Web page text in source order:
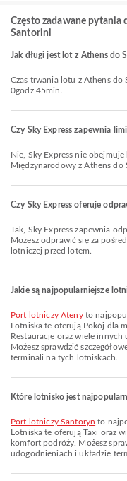
Często zadawane pytania
Santorini
Jak długi jest lot z Athens do
Czas trwania lotu z Athens do Santorini liniami Sky Express wynosi około
0godz 45min.
Czy Sky Express zapewnia
Nie, Sky Express nie obejmuje bezpłatnego bagażu na loty Krajowe &
Międzynarodowy z Athens do
Czy Sky Express oferuje
Tak, Sky Express zapewnia odprawę online na lot z Athens do Santorini.
Możesz odprawić się za
lotniczej przed lotem.
Jakie są najpopularniejsze
Port lotniczy Atenyto
Lotniska te oferują Pokój dla
Restauracje oraz wiele
Możesz sprawdzić
terminali na tych lotniskach.
Które lotnisko jest
Port lotniczy Santoryn to
Lotniska te oferują Taxi oraz
komfort podróży. Możesz
udogodnieniach i układzie